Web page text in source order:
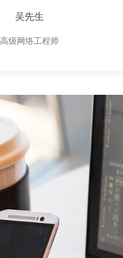
吴先生
高级网络工程师